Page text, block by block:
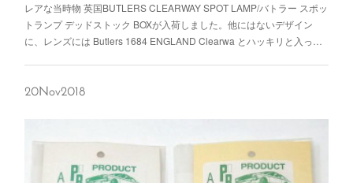
レアな当時物 英国BUTLERS CLEARWAY SPOT LAMP/バトラー スポッ
トランプ デッドストック BOXが入荷しました。他にはないデザイン
に、レンズには Butlers 1684 ENGLAND Clearwa とハッキリと入っ…
20Nov2018